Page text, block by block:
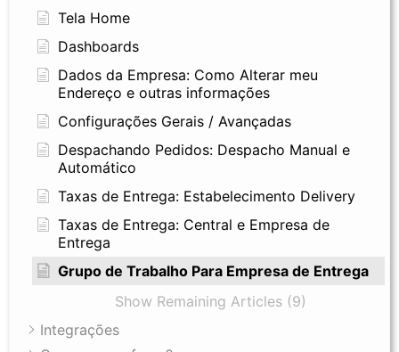
Tela Home
Dashboards
Dados da Empresa: Como Alterar meu
Endereço e outras informações
Configurações Gerais / Avançadas
Despachando Pedidos: Despacho Manual e
Automático
Taxas de Entrega: Estabelecimento Delivery
Taxas de Entrega: Central e Empresa de
Entrega
Grupo de Trabalho Para Empresa de Entrega
Show Remaining Articles (9)
Integrações